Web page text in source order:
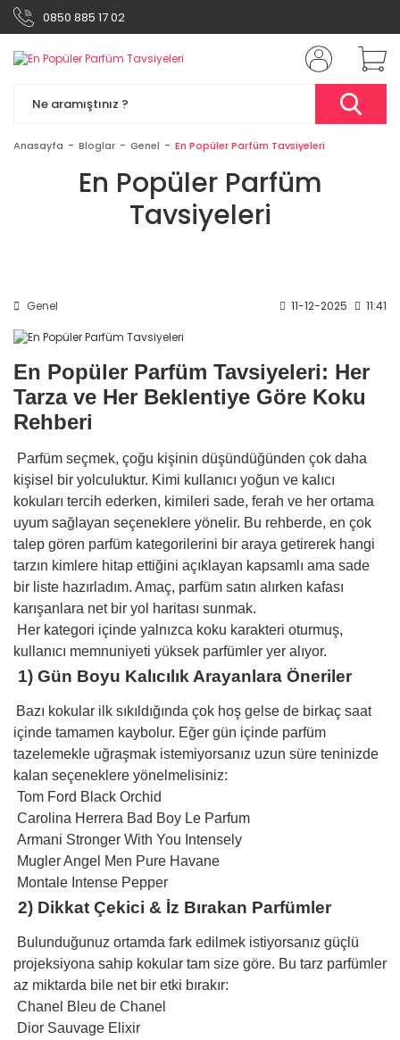
0850 885 17 02
Anasayfa Bloglar Genel En Popüler Parfüm Tavsiyeleri
En Popüler Parfüm
Tavsiyeleri
Genel 11-12-2025 11:41
En Popüler Parfüm Tavsiyeleri: Her
Tarza ve Her Beklentiye Göre Koku
Rehberi
Parfüm seçmek, çoğu kişinin düşündüğünden çok daha
kişisel bir yolculuktur. Kimi kullanıcı yoğun ve kalıcı
kokuları tercih ederken, kimileri sade, ferah ve her ortama
uyum sağlayan seçeneklere yönelir. Bu rehberde, en çok
talep gören parfüm kategorilerini bir araya getirerek hangi
tarzın kimlere hitap ettiğini açıklayan kapsamlı ama sade
bir liste hazırladım. Amaç, parfüm satın alırken kafası
karışanlara net bir yol haritası sunmak.
Her kategori içinde yalnızca koku karakteri oturmuş,
kullanıcı memnuniyeti yüksek parfümler yer alıyor.
1) Gün Boyu Kalıcılık Arayanlara Öneriler
Bazı kokular ilk sıkıldığında çok hoş gelse de birkaç saat
içinde tamamen kaybolur. Eğer gün içinde parfüm
tazelemekle uğraşmak istemiyorsanız uzun süre teninizde
kalan seçeneklere yönelmelisiniz:
Tom Ford Black Orchid
Carolina Herrera Bad Boy Le Parfum
Armani Stronger With You Intensely
Mugler Angel Men Pure Havane
Montale Intense Pepper
2) Dikkat Çekici & İz Bırakan Parfümler
Bulunduğunuz ortamda fark edilmek istiyorsanız güçlü
projeksiyona sahip kokular tam size göre. Bu tarz parfümler
az miktarda bile net bir etki bırakır:
Chanel Bleu de Chanel
Dior Sauvage Elixir